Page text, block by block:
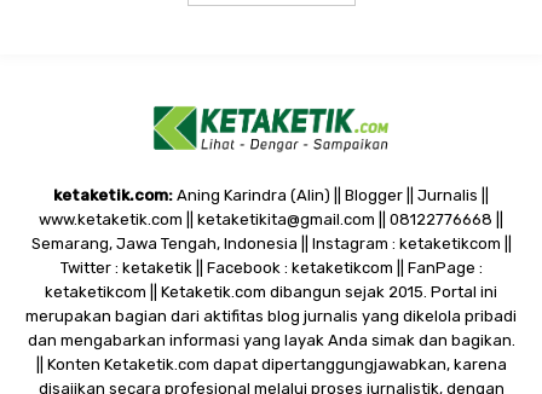
ketaketik.com: Aning Karindra (Alin) || Blogger || Jurnalis ||
www.ketaketik.com || ketaketikita@gmail.com || 08122776668 ||
Semarang, Jawa Tengah, Indonesia || Instagram : ketaketikcom ||
Twitter : ketaketik || Facebook : ketaketikcom || FanPage :
ketaketikcom || Ketaketik.com dibangun sejak 2015. Portal ini
merupakan bagian dari aktifitas blog jurnalis yang dikelola pribadi
dan mengabarkan informasi yang layak Anda simak dan bagikan.
|| Konten Ketaketik.com dapat dipertanggungjawabkan, karena
disajikan secara profesional melalui proses jurnalistik, dengan